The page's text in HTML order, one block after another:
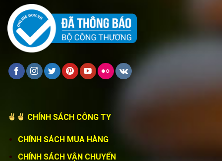
CHÍNH SÁCH CÔNG TY
CHÍNH SÁCH MUA HÀNG
CHÍNH SÁCH VẬN CHUYỂN